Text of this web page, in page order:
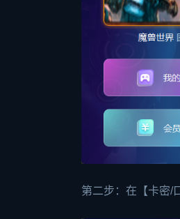
第二步：在【卡密/